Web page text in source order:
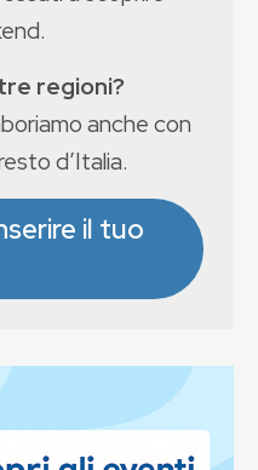
regioni?
anche con
d’Italia.
il tuo